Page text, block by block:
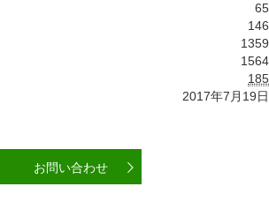
65
146
1359
1564
185
2017年7月19日
お問い合わせ